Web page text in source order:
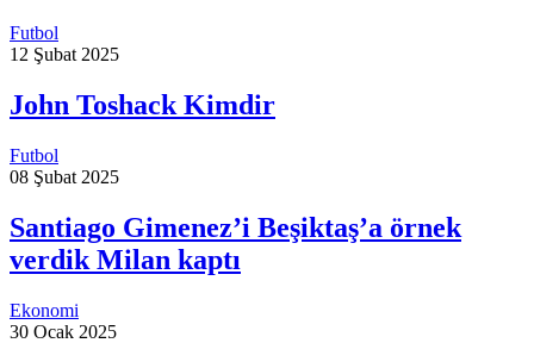
Futbol
12 Şubat 2025
John Toshack Kimdir
Futbol
08 Şubat 2025
Santiago Gimenez’i Beşiktaş’a örnek
verdik Milan kaptı
Ekonomi
30 Ocak 2025